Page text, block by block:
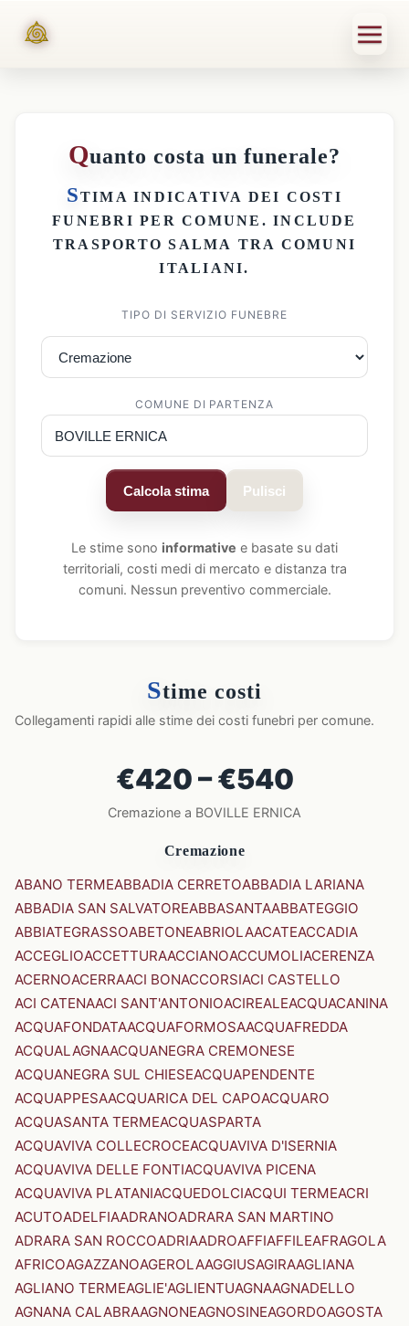
Quanto costa un funerale?
STIMA INDICATIVA DEI COSTI
FUNEBRI PER COMUNE . INCLUDE
TRASPORTO SALMA TRA COMUNI
ITALIANI.
TIPO DI SERVIZIO FUNEBRE
COMUNE DI PARTENZA
Calcola stima Pulisci
Le stime sono informative e basate su dati
territoriali, costi medi di mercato e distanza tra
comuni. Nessun preventivo commerciale.
Stime costi
Collegamenti rapidi alle stime dei costi funebri per comune.
€420 – €540
Cremazione a BOVILLE ERNICA
Cremazione
ABANO TERMEABBADIA CERRETOABBADIA LARIANA
ABBADIA SAN SALVATOREABBASANTAABBATEGGIO
ABBIATEGRASSOABETONEABRIOLAACATEACCADIA
ACCEGLIOACCETTURAACCIANOACCUMOLIACERENZA
ACERNOACERRAACI BONACCORSIACI CASTELLO
ACI CATENAACI SANT'ANTONIOACIREALEACQUACANINA
ACQUAFONDATAACQUAFORMOSAACQUAFREDDA
ACQUALAGNAACQUANEGRA CREMONESE
ACQUANEGRA SUL CHIESEACQUAPENDENTE
ACQUAPPESAACQUARICA DEL CAPOACQUARO
ACQUASANTA TERMEACQUASPARTA
ACQUAVIVA COLLECROCEACQUAVIVA D'ISERNIA
ACQUAVIVA DELLE FONTIACQUAVIVA PICENA
ACQUAVIVA PLATANIACQUEDOLCIACQUI TERMEACRI
ACUTOADELFIAADRANOADRARA SAN MARTINO
ADRARA SAN ROCCOADRIAADROAFFIAFFILEAFRAGOLA
AFRICOAGAZZANOAGEROLAAGGIUSAGIRAAGLIANA
AGLIANO TERMEAGLIE'AGLIENTUAGNAAGNADELLO
AGNANA CALABRAAGNONEAGNOSINEAGORDOAGOSTA